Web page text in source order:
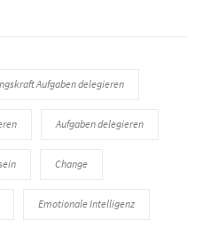
Aufgaben delegieren
Aufgaben delegieren
Change
Emotionale Intelligenz